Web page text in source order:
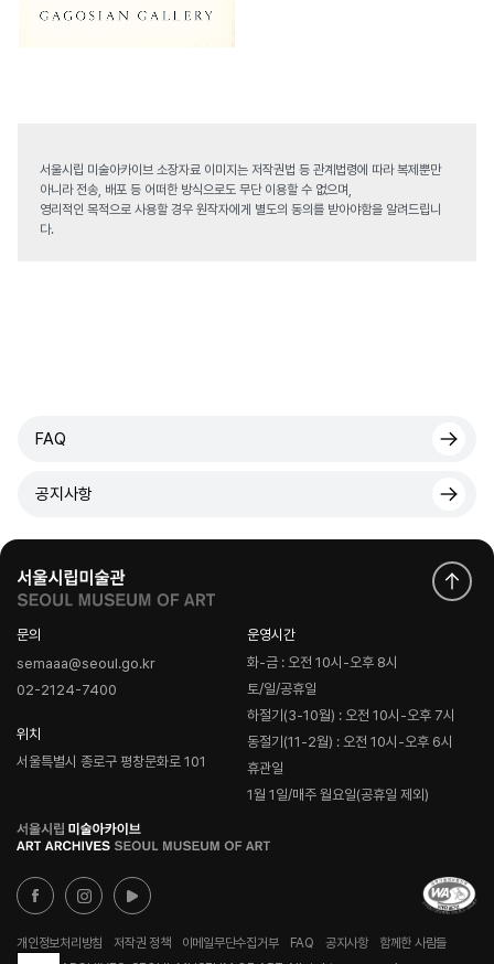
서울시립 미술아카이브 소장자료 이미지는 저작권법 등 관계법령에 따라 복제뿐만
아니라 전송, 배포 등 어떠한 방식으로도 무단 이용할 수 없으며,
영리적인 목적으로 사용할 경우 원작자에게 별도의 동의를 받아야함을 알려드립니
다.
FAQ
공지사항
문의
semaaa@seoul.go.kr
02-2124-7400
위치
서울특별시 종로구 평창문화로 101
운영시간
화-금 : 오전 10시-오후 8시
토/일/공휴일
하절기(3-10월) : 오전 10시-오후 7시
동절기(11-2월) : 오전 10시-오후 6시
휴관일
1월 1일/매주 월요일(공휴일 제외)
로
고
개인정보처리방침 저작권 정책 이메일무단수집거부 FAQ 공지사항
함께한 사람들